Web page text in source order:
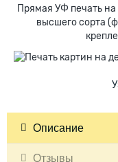
Прямая УФ печать
высшего сорта
Описание
Отзывы